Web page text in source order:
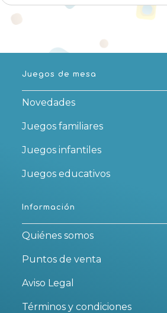
Juegos de mesa
Novedades
Juegos familiares
Juegos infantiles
Juegos educativos
Información
Quiénes somos
Puntos de venta
Aviso Legal
Términos y condiciones